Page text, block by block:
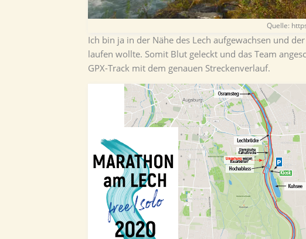
Quelle:
Ich bin ja in der Nähe des Lech aufgewachsen und
laufen wollte. Somit Blut geleckt und das Team
GPX-Track mit dem genauen Streckenverlauf.